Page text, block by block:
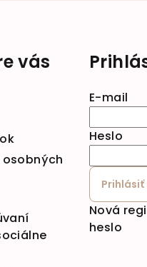
vás
osobných
E-mail
Heslo
Prihlásiť
Nová
heslo